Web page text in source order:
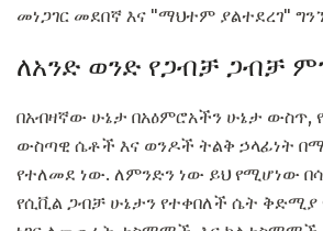
መነጋገር መደበኛ እና "ማህተም ያልተደረገ"
ለአንድ ወንድ የጋብቻ ጋብቻ
በአብዛኛው ሁኔታ በአዕምሮአችን ሁኔታ ውስጥ,
ውስጣዊ ሴቶች እና ወንዶች ትልቅ ኃላፊነት
የተለመደ ነው. ለምንድን ነው ይህ የሚሆነው
የሲቪል ጋብቻ ሁኔታን የተቀበለች ሴት